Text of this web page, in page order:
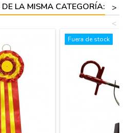
LA MISMA CATEGORÍA:
>
<
Fuera de stock